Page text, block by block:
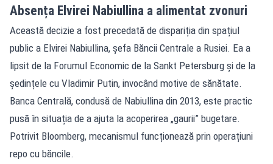
Absența Elvirei Nabiullina a alimentat zvonuri
Această decizie a fost precedată de dispariția din spațiul
public a Elvirei Nabiullina, șefa Băncii Centrale a Rusiei. Ea a
lipsit de la Forumul Economic de la Sankt Petersburg și de la
ședințele cu Vladimir Putin, invocând motive de sănătate.
Banca Centrală, condusă de Nabiullina din 2013, este practic
pusă în situația de a ajuta la acoperirea „gaurii” bugetare.
Potrivit Bloomberg, mecanismul funcționează prin operațiuni
repo cu băncile.